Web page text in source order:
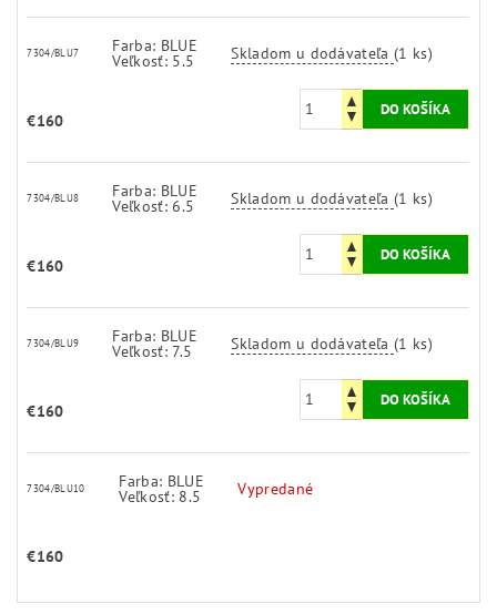
7304/BLU7 Farba: BLUE
Veľkosť: 5.5 Skladom u dodávateľa(1 ks)
€160
7304/BLU8 Farba: BLUE
Veľkosť: 6.5 Skladom u dodávateľa(1 ks)
€160
7304/BLU9 Farba: BLUE
Veľkosť: 7.5 Skladom u dodávateľa(1 ks)
€160
7304/BLU10 Farba: BLUE
Veľkosť: 8.5 Vypredané
€160